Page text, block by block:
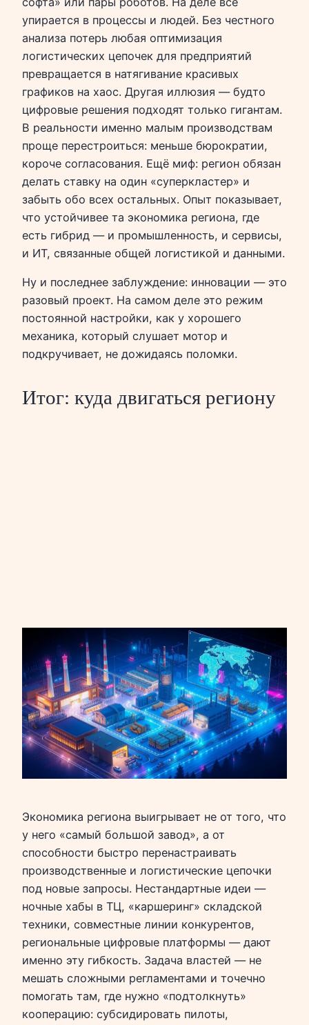
упирается в процессы и людей. Без честного
анализа потерь любая оптимизация
логистических цепочек для предприятий
превращается в натягивание красивых
графиков на хаос. Другая иллюзия — будто
цифровые решения подходят только гигантам.
В реальности именно малым производствам
проще перестроиться: меньше бюрократии,
короче согласования. Ещё миф: регион обязан
делать ставку на один «суперкластер» и
забыть обо всех остальных. Опыт показывает,
что устойчивее та экономика региона, где
есть гибрид — и промышленность, и сервисы,
и ИТ, связанные общей логистикой и данными.
Ну и последнее заблуждение: инновации — это
разовый проект. На самом деле это режим
постоянной настройки, как у хорошего
механика, который слушает мотор и
подкручивает, не дожидаясь поломки.
Итог: куда двигаться региону
Экономика региона выигрывает не от того, что
у него «самый большой завод», а от
способности быстро перенастраивать
производственные и логистические цепочки
под новые запросы. Нестандартные идеи —
ночные хабы в ТЦ, «каршеринг» складской
техники, совместные линии конкурентов,
региональные цифровые платформы — дают
именно эту гибкость. Задача властей — не
мешать сложными регламентами и точечно
помогать там, где нужно «подтолкнуть»
кооперацию: субсидировать пилоты,